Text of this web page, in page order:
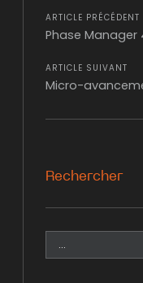
ARTICLE PRÉCÉDENT
Phase Manager
ARTICLE SUIVANT
Micro-
Rechercher